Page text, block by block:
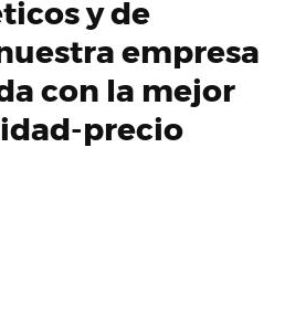
y de
empresa
con la mejor
precio